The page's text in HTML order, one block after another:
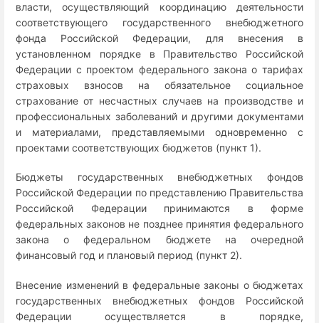
власти, осуществляющий координацию деятельности
соответствующего государственного внебюджетного
фонда Российской Федерации, для внесения в
установленном порядке в Правительство Российской
Федерации с проектом федерального закона о тарифах
страховых взносов на обязательное социальное
страхование от несчастных случаев на производстве и
профессиональных заболеваний и другими документами
и материалами, представляемыми одновременно с
проектами соответствующих бюджетов (пункт 1).
Бюджеты государственных внебюджетных фондов
Российской Федерации по представлению Правительства
Российской Федерации принимаются в форме
федеральных законов не позднее принятия федерального
закона о федеральном бюджете на очередной
финансовый год и плановый период (пункт 2).
Внесение изменений в федеральные законы о бюджетах
государственных внебюджетных фондов Российской
Федерации осуществляется в порядке,